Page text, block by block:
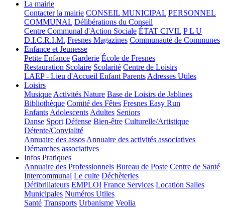
La mairie
Contacter la mairie CONSEIL MUNICIPAL PERSONNEL
COMMUNAL Délibérations du Conseil
Centre Communal d'Action Sociale ÉTAT CIVIL P L U
D.I.C.R.I.M. Fresnes Magazines Communauté de Communes
Enfance et Jeunesse
Petite Enfance Garderie École de Fresnes
Restauration Scolaire Scolarité Centre de Loisirs
LAEP - Lieu d'Accueil Enfant ParentsAdresses Utiles
Loisirs
MusiqueActivités Nature Base de Loisirs de Jablines
Bibliothèque Comité des Fêtes Fresnes Easy Run
EnfantsAdolescentsAdultes Seniors
Danse Sport Défense Bien-être Culturelle/Artistique
Détente/Convialité
Annuaire des assosAnnuaire des activités associatives
Démarches associatives
Infos Pratiques
Annuaire des Professionnels Bureau de Poste Centre de Santé
Intercommunal Le culte Déchèteries
Défibrillateurs EMPLOI France Services Location Salles
Municipales Numéros Utiles
Santé Transports Urbanisme Veolia